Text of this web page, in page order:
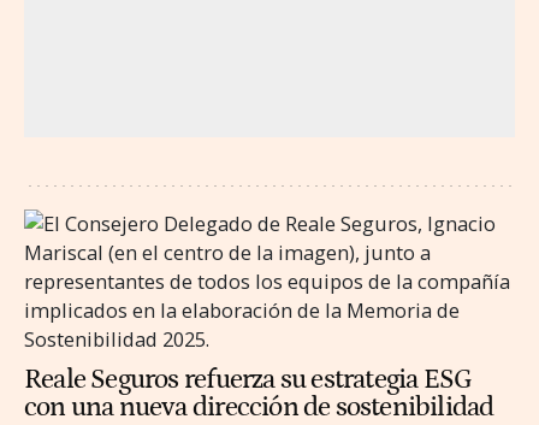
Reale Seguros refuerza su estrategia ESG
con una nueva dirección de sostenibilidad